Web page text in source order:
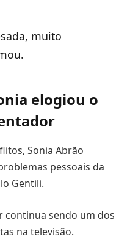
muito
elogiou o
Sonia Abrão
pessoais da
Gentili.
continua sendo um dos
na televisão.